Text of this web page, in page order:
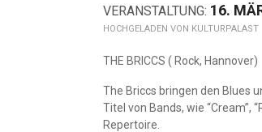
16.
KULTURPALAST
THE BRICCS ( Rock, Hannover)
The Briccs bringen den Blues
Titel von Bands, wie “Cream”,
Repertoire.